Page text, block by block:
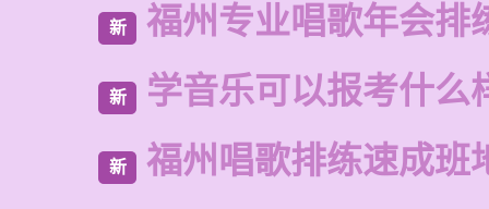
新 福州专业唱歌年会排
新 学音乐可以报考什么
新 福州唱歌排练速成班